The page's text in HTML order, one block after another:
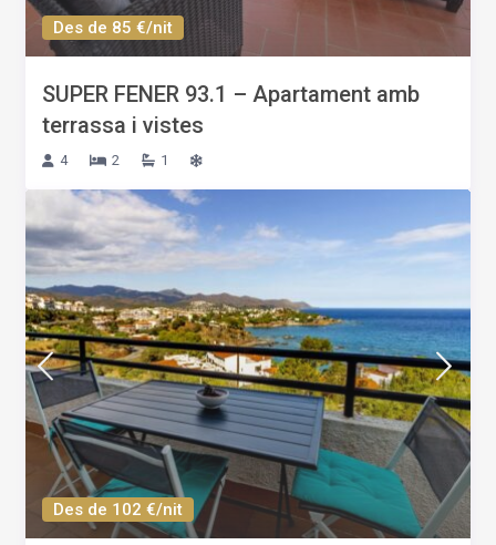
Des de 85 €/nit
SUPER FENER 93.1 – Apartament amb
terrassa i vistes
4 2 1
Des de 102 €/nit